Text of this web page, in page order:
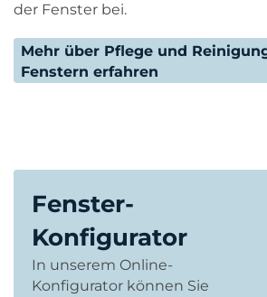
der Fenster bei.
Mehr über Pflege und
Fenstern erfahren
Fenster-
Konfigurator
In unserem Online-
Konfigurator können Sie